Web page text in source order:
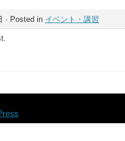
· Posted in イベント・講習